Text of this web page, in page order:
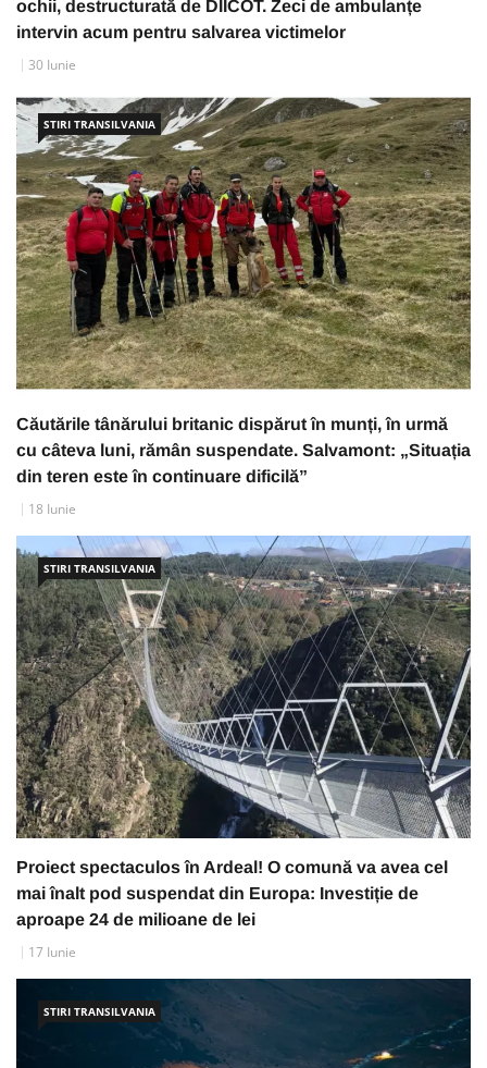
ochii, destructurată de DIICOT. Zeci de ambulanțe
intervin acum pentru salvarea victimelor
30 Iunie
STIRI TRANSILVANIA
Căutările tânărului britanic dispărut în munți, în urmă
cu câteva luni, rămân suspendate. Salvamont: „Situația
din teren este în continuare dificilă”
18 Iunie
STIRI TRANSILVANIA
Proiect spectaculos în Ardeal! O comună va avea cel
mai înalt pod suspendat din Europa: Investiție de
aproape 24 de milioane de lei
17 Iunie
STIRI TRANSILVANIA